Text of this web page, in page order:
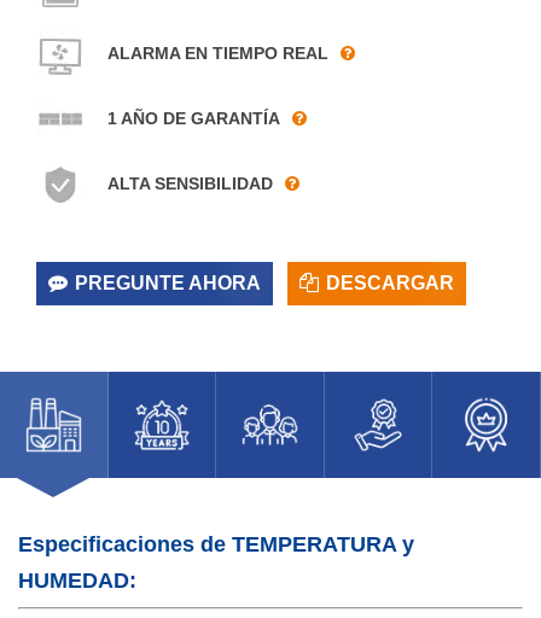
ALARMA EN TIEMPO REAL
1 AÑO DE GARANTÍA
ALTA SENSIBILIDAD
PREGUNTE AHORA DESCARGAR
Especificaciones de TEMPERATURA y
HUMEDAD: